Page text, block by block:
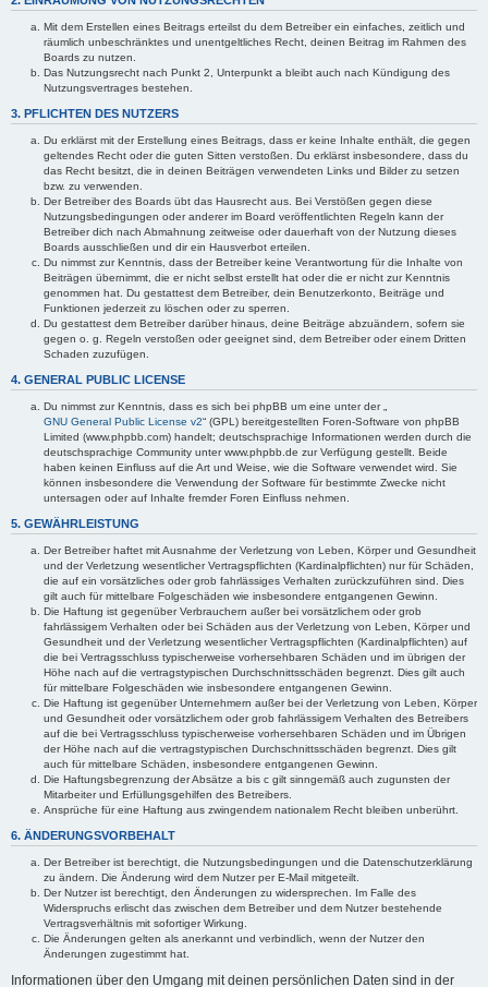
Mit dem Erstellen eines Beitrags erteilst du dem Betreiber ein einfaches, zeitlich und
räumlich unbeschränktes und unentgeltliches Recht, deinen Beitrag im Rahmen des
Boards zu nutzen.
Das Nutzungsrecht nach Punkt 2, Unterpunkt a bleibt auch nach Kündigung des
Nutzungsvertrages bestehen.
3. PFLICHTEN DES NUTZERS
Du erklärst mit der Erstellung eines Beitrags, dass er keine Inhalte enthält, die gegen
geltendes Recht oder die guten Sitten verstoßen. Du erklärst insbesondere, dass du
das Recht besitzt, die in deinen Beiträgen verwendeten Links und Bilder zu setzen
bzw. zu verwenden.
Der Betreiber des Boards übt das Hausrecht aus. Bei Verstößen gegen diese
Nutzungsbedingungen oder anderer im Board veröffentlichten Regeln kann der
Betreiber dich nach Abmahnung zeitweise oder dauerhaft von der Nutzung dieses
Boards ausschließen und dir ein Hausverbot erteilen.
Du nimmst zur Kenntnis, dass der Betreiber keine Verantwortung für die Inhalte von
Beiträgen übernimmt, die er nicht selbst erstellt hat oder die er nicht zur Kenntnis
genommen hat. Du gestattest dem Betreiber, dein Benutzerkonto, Beiträge und
Funktionen jederzeit zu löschen oder zu sperren.
Du gestattest dem Betreiber darüber hinaus, deine Beiträge abzuändern, sofern sie
gegen o. g. Regeln verstoßen oder geeignet sind, dem Betreiber oder einem Dritten
Schaden zuzufügen.
4. GENERAL PUBLIC LICENSE
Du nimmst zur Kenntnis, dass es sich bei phpBB um eine unter der „
GNU General Public License v2“ (GPL) bereitgestellten Foren-Software von phpBB
Limited (www.phpbb.com) handelt; deutschsprachige Informationen werden durch die
deutschsprachige Community unter www.phpbb.de zur Verfügung gestellt. Beide
haben keinen Einfluss auf die Art und Weise, wie die Software verwendet wird. Sie
können insbesondere die Verwendung der Software für bestimmte Zwecke nicht
untersagen oder auf Inhalte fremder Foren Einfluss nehmen.
5. GEWÄHRLEISTUNG
Der Betreiber haftet mit Ausnahme der Verletzung von Leben, Körper und Gesundheit
und der Verletzung wesentlicher Vertragspflichten (Kardinalpflichten) nur für Schäden,
die auf ein vorsätzliches oder grob fahrlässiges Verhalten zurückzuführen sind. Dies
gilt auch für mittelbare Folgeschäden wie insbesondere entgangenen Gewinn.
Die Haftung ist gegenüber Verbrauchern außer bei vorsätzlichem oder grob
fahrlässigem Verhalten oder bei Schäden aus der Verletzung von Leben, Körper und
Gesundheit und der Verletzung wesentlicher Vertragspflichten (Kardinalpflichten) auf
die bei Vertragsschluss typischerweise vorhersehbaren Schäden und im übrigen der
Höhe nach auf die vertragstypischen Durchschnittsschäden begrenzt. Dies gilt auch
für mittelbare Folgeschäden wie insbesondere entgangenen Gewinn.
Die Haftung ist gegenüber Unternehmern außer bei der Verletzung von Leben, Körper
und Gesundheit oder vorsätzlichem oder grob fahrlässigem Verhalten des Betreibers
auf die bei Vertragsschluss typischerweise vorhersehbaren Schäden und im Übrigen
der Höhe nach auf die vertragstypischen Durchschnittsschäden begrenzt. Dies gilt
auch für mittelbare Schäden, insbesondere entgangenen Gewinn.
Die Haftungsbegrenzung der Absätze a bis c gilt sinngemäß auch zugunsten der
Mitarbeiter und Erfüllungsgehilfen des Betreibers.
Ansprüche für eine Haftung aus zwingendem nationalem Recht bleiben unberührt.
6. ÄNDERUNGSVORBEHALT
Der Betreiber ist berechtigt, die Nutzungsbedingungen und die Datenschutzerklärung
zu ändern. Die Änderung wird dem Nutzer per E-Mail mitgeteilt.
Der Nutzer ist berechtigt, den Änderungen zu widersprechen. Im Falle des
Widerspruchs erlischt das zwischen dem Betreiber und dem Nutzer bestehende
Vertragsverhältnis mit sofortiger Wirkung.
Die Änderungen gelten als anerkannt und verbindlich, wenn der Nutzer den
Änderungen zugestimmt hat.
Informationen über den Umgang mit deinen persönlichen Daten sind in der